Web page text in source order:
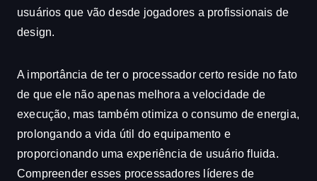
usuários que vão desde jogadores a profissionais de
design.
A importância de ter o processador certo reside no fato
de que ele não apenas melhora a velocidade de
execução, mas também otimiza o consumo de energia,
prolongando a vida útil do equipamento e
proporcionando uma experiência de usuário fluida.
Compreender esses processadores líderes de